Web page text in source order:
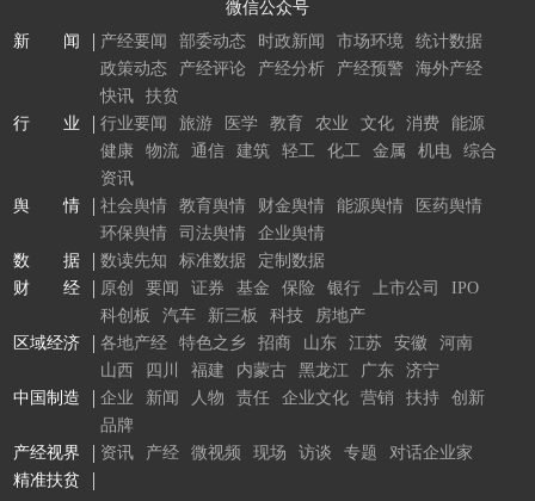
微信公众号
新 闻
产经要闻 部委动态 时政新闻 市场环境
统计数据
政策动态
产经评论 产经分析 产经预警
海外产经
快讯
扶贫
行 业
行业要闻 旅游 医学 教育 农业 文化 消费
能源
健康
物流 通信 建筑 轻工 化工 金属 机电
综合
资讯
舆 情
社会舆情 教育舆情 财金舆情 能源舆情
医药舆情
环保舆情
司法舆情
企业舆情
数 据
数读先知 标准数据
定制数据
财 经
原创 要闻 证券 基金 保险 银行 上市公司
IPO
科创板
汽车 新三板 科技
房地产
区域经济
各地产经 特色之乡 招商 山东 江苏 安徽
河南
山西
四川 福建 内蒙古 黑龙江 广东
济宁
中国制造
企业 新闻 人物 责任 企业文化 营销 扶持
创新
品牌
产经视界
资讯 产经 微视频 现场 访谈 专题
对话企业家
精准扶贫